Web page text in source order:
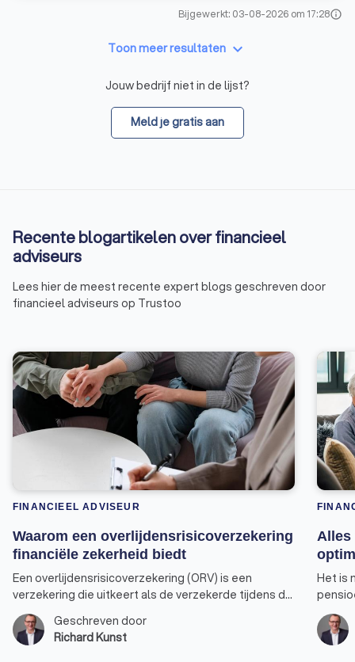
Bijgewerkt: 03-08-2026 om 17:28info
Toon meer resultaten keyboard_arrow_down
Jouw bedrijf niet in de lijst?
Meld je gratis aan
Recente blogartikelen over financieel
adviseurs
Lees hier de meest recente expert blogs geschreven door
financieel adviseurs op Trustoo
FINANCIEEL ADVISEUR
Waarom een overlijdensrisicoverzekering
financiële zekerheid biedt
Een overlijdensrisicoverzekering (ORV) is een
verzekering die uitkeert als de verzekerde tijdens de
looptijd van de verzekering overlijdt. Dit type
verzekering biedt financiële zekerheid aan de
nabestaanden van de verzekerde, zoals partner,
Geschreven door
Richard Kunst
Alles
Het is